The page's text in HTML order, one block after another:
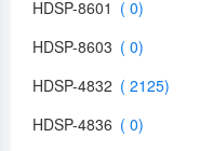
HDSP-8601
HDSP-8603
HDSP-4832
HDSP-4836